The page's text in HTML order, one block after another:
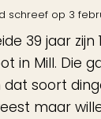
schreef op 3
39 jaar
in Mill. Die
soort
maar